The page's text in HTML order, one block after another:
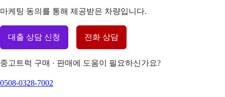
마케팅 동의를 통해 제공받은 차량입니다.
대출 상담 신청 전화 상담
중고트럭 구매 · 판매에 도움이 필요하신가요?
0508-0328-7002